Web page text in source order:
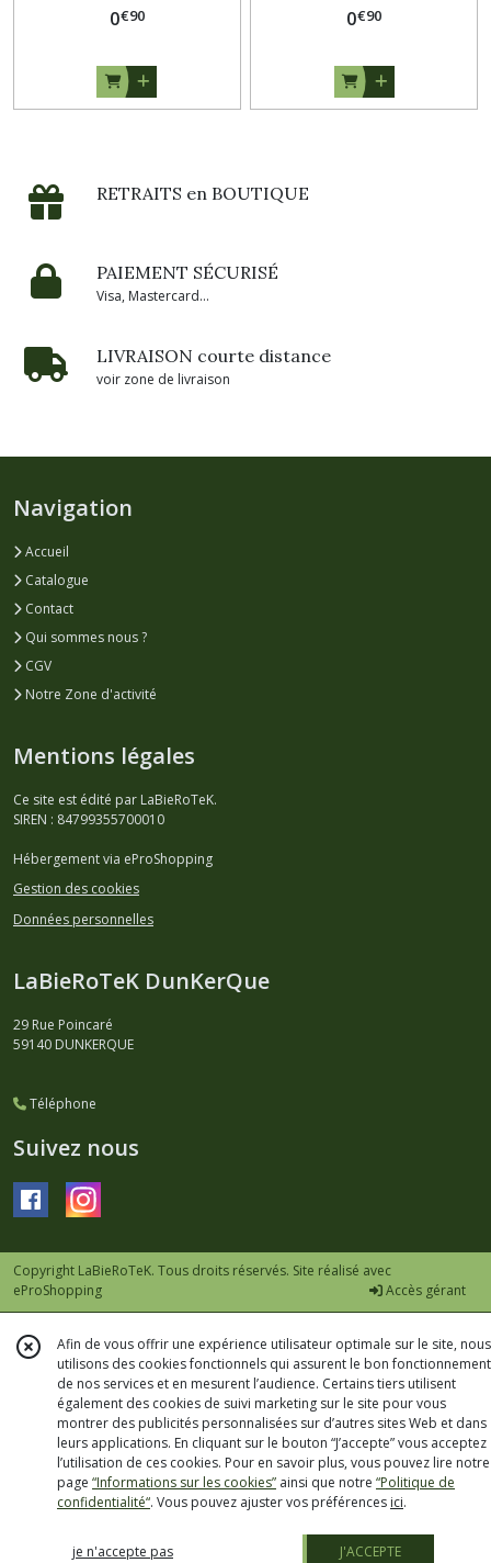
0€90 0€90
RETRAITS en BOUTIQUE
PAIEMENT SÉCURISÉ
Visa, Mastercard...
LIVRAISON courte distance
voir zone de livraison
Navigation
Accueil
Catalogue
Contact
Qui sommes nous ?
CGV
Notre Zone d'activité
Mentions légales
Ce site est édité par LaBieRoTeK.
SIREN : 84799355700010
Hébergement via eProShopping
Gestion des cookies
Données personnelles
LaBieRoTeK DunKerQue
29 Rue Poincaré
59140 DUNKERQUE
Téléphone
Suivez nous
Copyright LaBieRoTeK. Tous droits réservés. Site réalisé avec
eProShopping
Accès gérant
Afin de vous offrir une expérience utilisateur optimale sur le site, nous
utilisons des cookies fonctionnels qui assurent le bon fonctionnement
de nos services et en mesurent l’audience. Certains tiers utilisent
également des cookies de suivi marketing sur le site pour vous
montrer des publicités personnalisées sur d’autres sites Web et dans
leurs applications. En cliquant sur le bouton “J’accepte” vous acceptez
l’utilisation de ces cookies. Pour en savoir plus, vous pouvez lire notre
page “Informations sur les cookies” ainsi que notre “Politique de
confidentialité“. Vous pouvez ajuster vos préférences ici.
je n'accepte pas J'ACCEPTE